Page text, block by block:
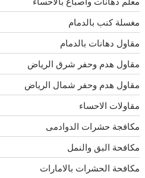
مغسلة كنب بالدمام
مقاول دهانات بالدمام
مقاول هدم وحفر شرق الرياض
مقاول هدم وحفر شمال الرياض
مقاولات الاحساء
مكافجة حشرات الدوادمى
مكافحة البق والنمل
مكافحة الحشرات بالامارات